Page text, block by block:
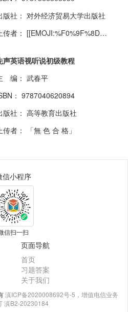
版社： 对外经济贸易大学出版社
传者： [[EMOJI:%F0%9F%8D%81]]
声英语视听说初级教程
编： 武春平
： 9787040620894
版社： 高等教育出版社
传者：
「無 色 合 格」
信小程序
信扫一扫
页面导航
首页
习题答案
关于我们
滇ICP备2020008692号-5，增值电信业务
滇B2-20230184